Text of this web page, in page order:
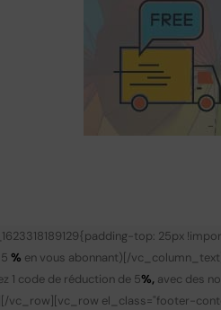
top: 25px
% en vous abonnant) [/
1 code de réduction de 5%, avec des
el_class="footer-